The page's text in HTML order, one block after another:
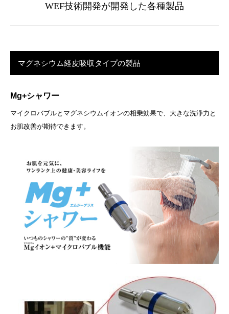
WEF技術開発が開発した各種製品
マグネシウム経皮吸収タイプの製品
Mg+シャワー
マイクロバブルとマグネシウムイオンの相乗効果で、大きな洗浄力と
お肌改善が期待できます。